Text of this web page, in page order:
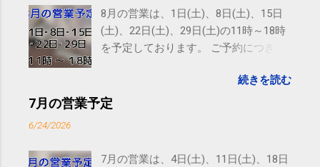
8月の営業は、1日(土)、8日(土)、15日
(土)、22日(土)、29日(土)の11時～18時
を予定しております。 ご予約につきま
す。 電話に出られないことがあります
ので、ご予約、お問い合わせは
続きを読む
7月の営業予定
6/24/2026
7月の営業は、4日(土)、11日(土)、18日